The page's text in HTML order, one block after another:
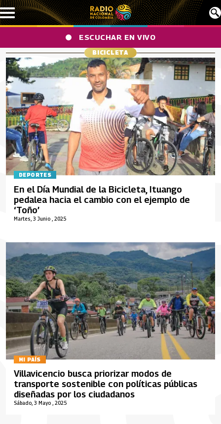
Pasar al contenido principal
ESCUCHAR EN VIVO
BICICLETA
DEPORTES
Martes, 3 Junio , 2025
En el Día Mundial de la Bicicleta, Ituango
pedalea hacia el cambio con el ejemplo de
‘Toño’
MI PAÍS
Sábado, 3 Mayo , 2025
Villavicencio busca priorizar modos de
transporte sostenible con políticas públicas
diseñadas por los ciudadanos